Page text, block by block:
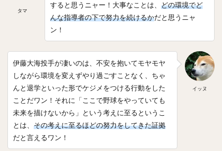
タマ
すると思うニャー！大事なことは、 どの環境でど
んな指導者の下で努力を続けるかだと思うニャ
ン！
イッヌ
伊藤大海投手が凄いのは、不安を抱いてモヤモヤ
しながら環境を変えずやり過ごすことなく、ちゃ
んと退学といった形でケジメをつける行動をした
ことだワン！それに「ここで野球をやっていても
未来を描けないから」という考えに至るというこ
とは、 その考えに至るほどの努力をしてきた証拠
だと言えるワン！